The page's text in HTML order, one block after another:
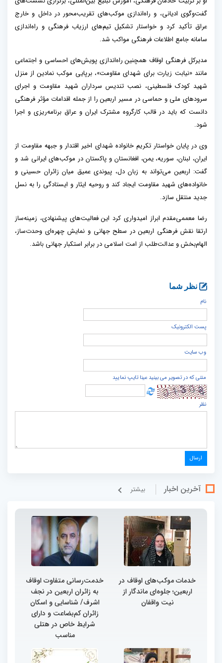
گفت‌وگوی ادیانی، و راه‌اندازی موکب‌های تقریب‌محور در داخل و خارج
عراق تأکید کرد و خواستار تشکیل تیم‌های ارزیاب فرهنگی و راه‌اندازی
سامانه جامع اطلاعات فرهنگی مواکب شد.
مدیرکل فرهنگی اوقاف همچنین راه‌اندازی پویش‌های احساسی و اجتماعی
مانند «نیابت زیارت برای شهدای مقاومت»، برپایی موکب نمادین از منزل
شهید کودک فلسطینی، نصب تندیس سرداران شهید مقاومت و اجرای
سرودهای ملی و حماسی در مسیر اربعین را از جمله اقدامات مؤثر فرهنگی
دانست که باید در قالب کارگروه مشترک ایران و عراق برنامه‌ریزی و اجرا
شود.
وی در پایان خواستار تکریم خانواده شهدای اخیر اقتدار و جبهه مقاومت از
ایران، لبنان، سوریه، یمن، افغانستان و پاکستان در موکب‌های ایرانی شد و
گفت: اربعین می‌تواند به زبان دل، پیوندی عمیق میان زائران حسینی و
خانواده‌های شهید مقاومت ایجاد کند و روحیه ایثار و ایستادگی را به نسل
جدید منتقل سازد.
رضا معممی‌مقدم ابراز امیدواری کرد این فعالیت‌های پیشنهادی، زمینه‌ساز
ارتقا نقش فرهنگی اربعین در سطح جهانی و نمایش چهره‌ای وحدت‌ساز،
الهام‌بخش و عدالت‌طلب از امت اسلامی در برابر استکبار جهانی باشد.
نظر شما
نام
پست الكترونيک
وب سایت
متنی که در تصویر می بینید عینا تایپ نمایید
نظر
آخرین اخبار بيشتر
خدمات موکب‌های اوقاف در
اربعین؛ جلوه‌ای ماندگار از
نیت واقفان
خدمت‌رسانی متفاوت اوقاف
به زائران اربعین در نجف
اشرف/ شناسایی و اسکان
زائران کم‌بضاعت و دارای
شرایط خاص در هتلی
مناسب